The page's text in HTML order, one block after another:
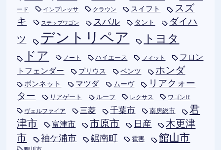
ード
インプレッサ クラウン スイフト
スズ
キ
ステップワゴン スバル タント
ダイハ
ツ
デントリペア
トヨタ
ドア
ノート ハイエース フィット
フロン
トフェンダー
プリウス ベンツ ホンダ
ボンネット マツダ ムーヴ
リアクォー
ター
リアゲート ルーフ レクサス ワゴンR
ヴェルファイア 三菱 千葉市 南房総市
君
津市
富津市 市原市 日産
木更津
市
袖ケ浦市 鋸南町 雹害 館山市